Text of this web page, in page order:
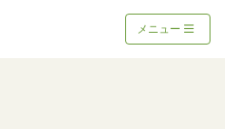
メニュー